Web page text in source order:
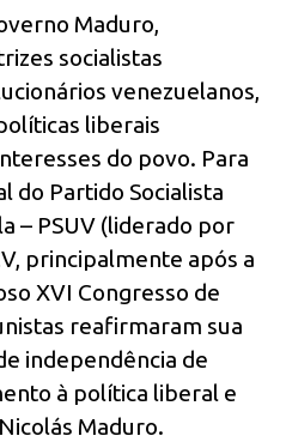
Maduro,
socialistas
venezuelanos,
liberais
do povo. Para
do Partido Socialista
– PSUV (liderado por
principalmente após a
XVI Congresso de
reafirmaram sua
independência de
à política liberal e
Maduro.